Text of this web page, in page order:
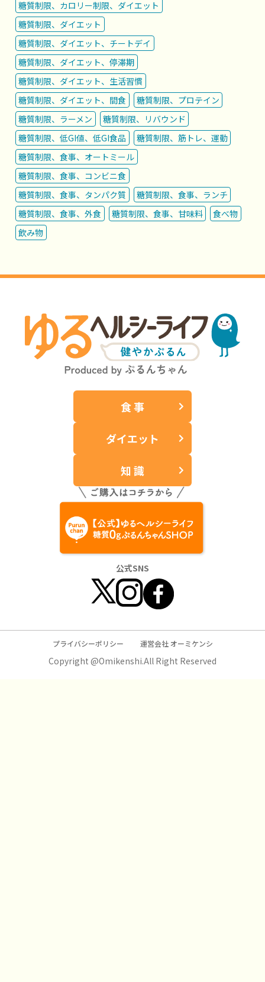
糖質制限、カロリー制限、ダイエット
糖質制限、ダイエット
糖質制限、ダイエット、チートデイ
糖質制限、ダイエット、停滞期
糖質制限、ダイエット、生活習慣
糖質制限、ダイエット、間食
糖質制限、プロテイン
糖質制限、ラーメン
糖質制限、リバウンド
糖質制限、低GI値、低GI食品
糖質制限、筋トレ、運動
糖質制限、食事、オートミール
糖質制限、食事、コンビニ食
糖質制限、食事、タンパク質
糖質制限、食事、ランチ
糖質制限、食事、外食
糖質制限、食事、甘味料
食べ物
飲み物
食 事
ダイエット
知 識
公式SNS
プライバシーポリシー 運営会社 オーミケンシ
Copyright @Omikenshi.All Right Reserved